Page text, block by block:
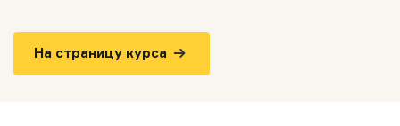
На страницу курса